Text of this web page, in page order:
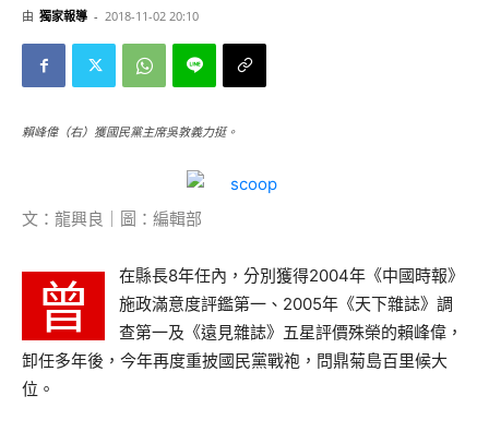
由 獨家報導 - 2018-11-02 20:10
賴峰偉（右）獲國民黨主席吳敦義力挺。
文：龍興良｜圖：編輯部
曾
在縣長8年任內，分別獲得2004年《中國時報》
施政滿意度評鑑第一、2005年《天下雜誌》調
查第一及《遠見雜誌》五星評價殊榮的賴峰偉，
卸任多年後，今年再度重披國民黨戰袍，問鼎菊島百里候大
位。